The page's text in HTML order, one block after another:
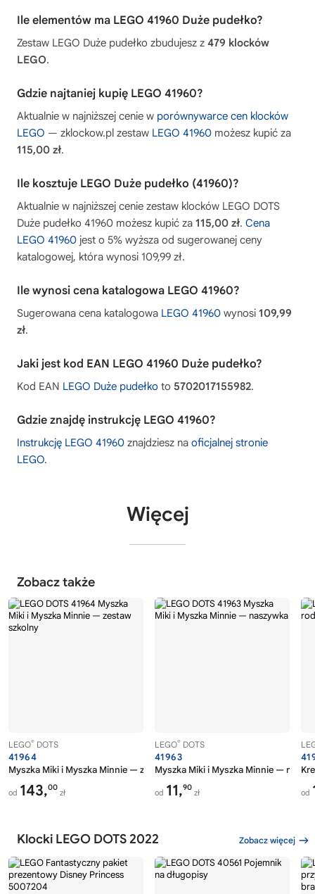
Ile elementów ma LEGO 41960 Duże pudełko?
Zestaw LEGO Duże pudełko zbudujesz z 479 klocków
LEGO.
Gdzie najtaniej kupię LEGO 41960?
Aktualnie w najniższej cenie w porównywarce cen klocków
LEGO — zklockow.pl zestaw LEGO 41960 możesz kupić za
115,00 zł.
Ile kosztuje LEGO Duże pudełko (41960)?
Aktualnie w najniższej cenie zestaw klocków LEGO DOTS
Duże pudełko 41960 możesz kupić za 115,00 zł. Cena
LEGO 41960 jest o 5% wyższa od sugerowanej ceny
katalogowej, która wynosi 109,99 zł.
Ile wynosi cena katalogowa LEGO 41960?
Sugerowana cena katalogowa LEGO 41960 wynosi 109,99
zł.
Jaki jest kod EAN LEGO 41960 Duże pudełko?
Kod EAN LEGO Duże pudełko to 5702017155982.
Gdzie znajdę instrukcję LEGO 41960?
Instrukcję LEGO 41960 znajdziesz na oficjalnej stronie
LEGO.
Więcej
Zobacz także
LEGO® DOTS
41964
Myszka Miki i Myszka Minnie — zestaw szkolny
od 143,00
zł
LEGO® DOTS
41963
Myszka Miki i Myszka Minnie —
od 11,90
zł od
Klocki LEGO DOTS 2022 Zobacz więcej